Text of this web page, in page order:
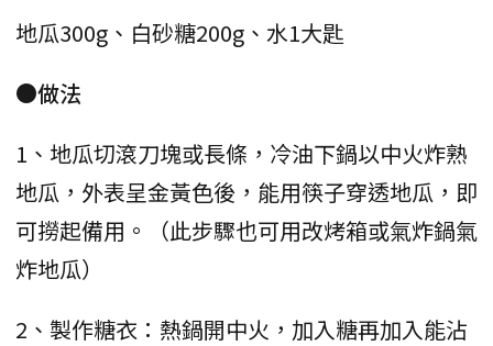
地瓜300g、白砂糖200g、水1大匙
●做法
1、地瓜切滾刀塊或長條，冷油下鍋以中火炸熟
地瓜，外表呈金黃色後，能用筷子穿透地瓜，即
可撈起備用。（此步驟也可用改烤箱或氣炸鍋氣
炸地瓜）
2、製作糖衣：熱鍋開中火，加入糖再加入能沾